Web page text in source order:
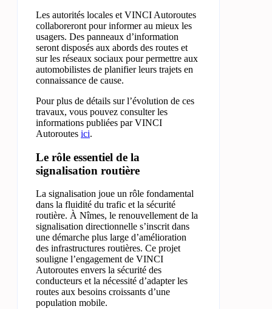
Les autorités locales et VINCI Autoroutes
collaboreront pour informer au mieux les
usagers. Des panneaux d’information
seront disposés aux abords des routes et
sur les réseaux sociaux pour permettre aux
automobilistes de planifier leurs trajets en
connaissance de cause.
Pour plus de détails sur l’évolution de ces
travaux, vous pouvez consulter les
informations publiées par VINCI
Autoroutes ici.
Le rôle essentiel de la
signalisation routière
La signalisation joue un rôle fondamental
dans la fluidité du trafic et la sécurité
routière. À Nîmes, le renouvellement de la
signalisation directionnelle s’inscrit dans
une démarche plus large d’amélioration
des infrastructures routières. Ce projet
souligne l’engagement de VINCI
Autoroutes envers la sécurité des
conducteurs et la nécessité d’adapter les
routes aux besoins croissants d’une
population mobile.